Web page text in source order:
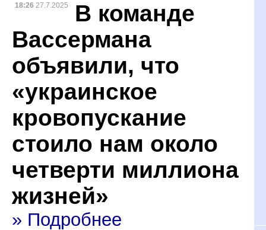
18:26 27.7.2025
В команде
Вассермана
объявили, что
«украинское
кровопускание
стоило нам около
четверти миллиона
жизней»
» Подробнее